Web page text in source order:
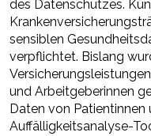
des Datenschutzes.
sensiblen
verpflichtet. Bislang
und Arbeitgeberinnen
Daten von Patientinnen
Auffälligkeitsanalyse-